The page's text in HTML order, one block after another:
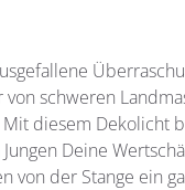
schweren
diesem Dekolicht
Deine
von der Stange ein